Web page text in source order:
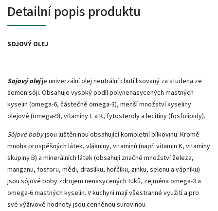
Detailní popis produktu
SOJOVÝ OLEJ
Sojový olejje univerzální olej neutrální chuti lisovaný za studena ze
semen sóji. Obsahuje vysoký podíl polynenasycených mastných
kyselin (omega-6, částečně omega-3), menší množství kyseliny
olejové (omega-9), vitaminy E a K, fytosteroly a lecitiny (fosfolipidy).
Sójové bobyjsou luštěninou obsahující kompletní bílkovinu. Kromě
mnoha prospěšných látek, vlákniny, vitaminů (např. vitamin K, vitaminy
skupiny B) a minerálních látek (obsahují značné množství železa,
manganu, fosforu, mědi, draslíku, hořčíku, zinku, selenu a vápníku)
jsou sójové boby zdrojem nenasycených tuků, zejména omega-3 a
omega-6 mastných kyselin. V kuchyni mají všestranné využití a pro
své výživové hodnoty jsou cenněnou surovinou.